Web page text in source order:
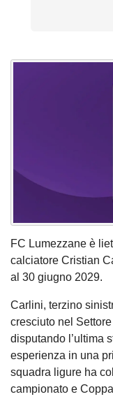
FC Lumezzane è
calciatore Cristian
al 30 giugno 2029.
Carlini, terzino
cresciuto nel
disputando l’ultima
esperienza in una
squadra ligure ha
campionato e